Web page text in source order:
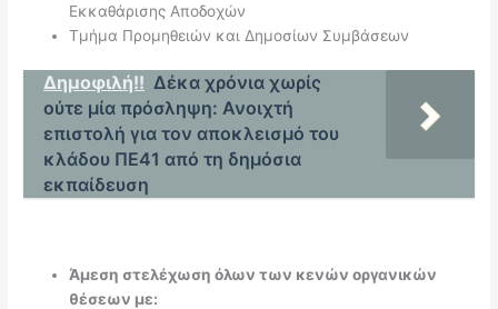
Εκκαθάρισης Αποδοχών
Τμήμα Προμηθειών και Δημοσίων Συμβάσεων
Δημοφιλή!! Δέκα χρόνια χωρίς
ούτε μία πρόσληψη: Ανοιχτή
επιστολή για τον αποκλεισμό του
κλάδου ΠΕ41 από τη δημόσια
εκπαίδευση
Άμεση στελέχωση όλων των κενών οργανικών
θέσεων με: